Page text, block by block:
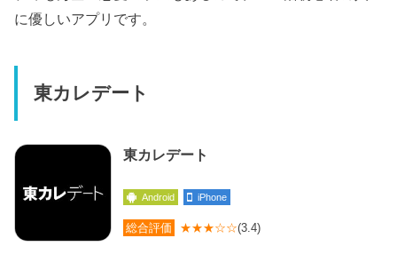
に優しいアプリです。
東カレデート
東カレデート
Android iPhone
総合評価 ★★★☆☆(3.4)